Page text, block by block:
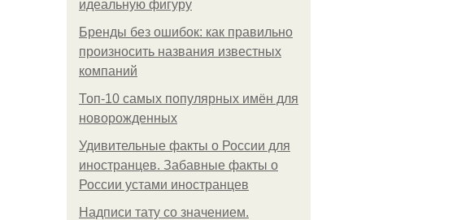
идеальную фигуру
Бренды без ошибок: как правильно
произносить названия известных
компаний
Топ-10 самых популярных имён для
новорожденных
Удивительные факты о России для
иностранцев. Забавные факты о
России устами иностранцев
Надписи тату со значением.